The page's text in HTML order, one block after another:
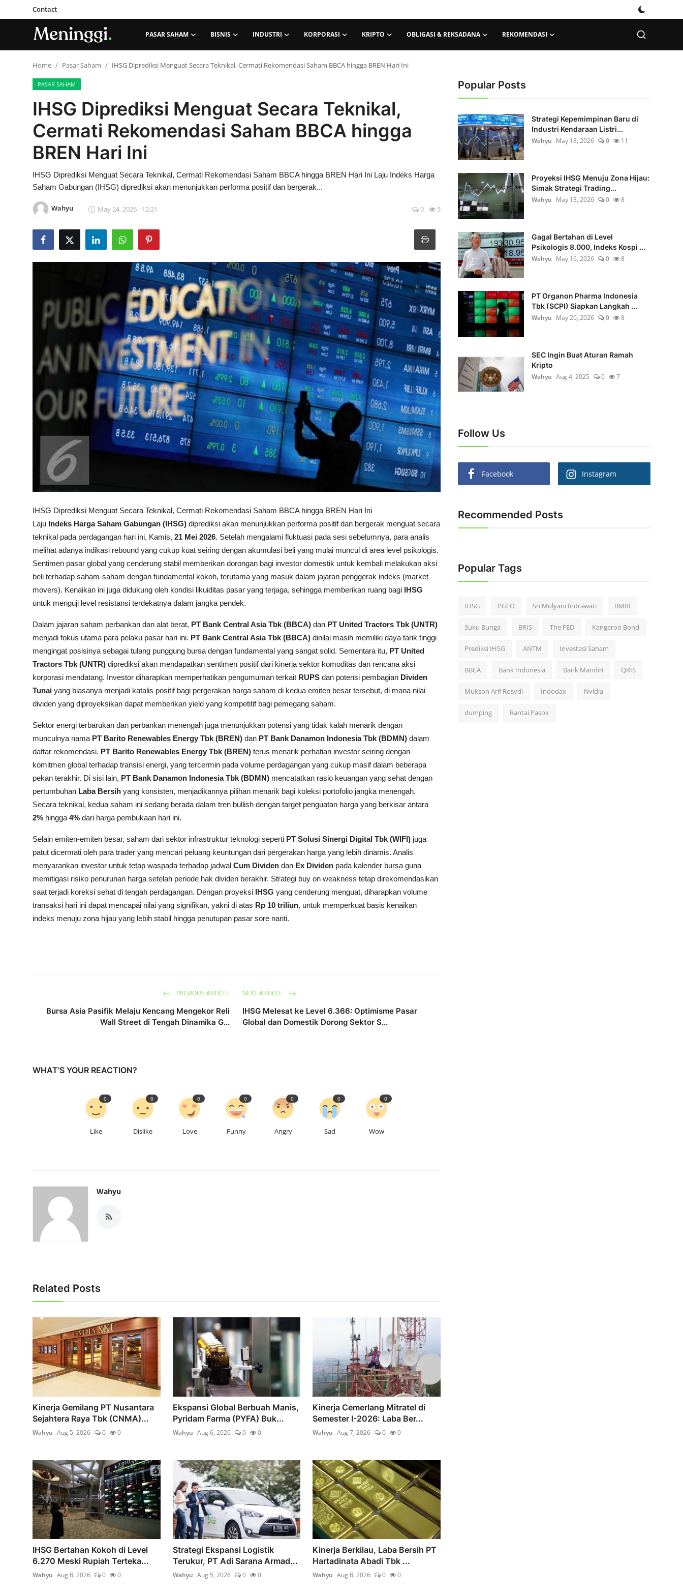
Contact
PASAR SAHAM BISNIS INDUSTRI KORPORASI KRIPTO OBLIGASI & REKSADANA REKOMENDASI
Contact
Pasar Saham
Obligasi & Reksadana
Rekomendasi
Home Pasar Saham IHSG Diprediksi Menguat Secara Teknikal, Cermati Rekomendasi Saham BBCA hingga BREN Hari Ini
PASAR SAHAM
IHSG Diprediksi Menguat Secara Teknikal,
Cermati Rekomendasi Saham BBCA hingga
BREN Hari Ini
IHSG Diprediksi Menguat Secara Teknikal, Cermati Rekomendasi Saham BBCA hingga BREN Hari Ini Laju Indeks Harga
Saham Gabungan (IHSG) diprediksi akan menunjukkan performa positif dan bergerak...
Wahyu May 24, 2026 - 12:21 0 5
IHSG Diprediksi Menguat Secara Teknikal, Cermati Rekomendasi Saham BBCA hingga BREN Hari Ini
Laju Indeks Harga Saham Gabungan (IHSG) diprediksi akan menunjukkan performa positif dan bergerak menguat secara
teknikal pada perdagangan hari ini, Kamis, 21 Mei 2026. Setelah mengalami fluktuasi pada sesi sebelumnya, para analis
melihat adanya indikasi rebound yang cukup kuat seiring dengan akumulasi beli yang mulai muncul di area level psikologis.
Sentimen pasar global yang cenderung stabil memberikan dorongan bagi investor domestik untuk kembali melakukan aksi
beli terhadap saham-saham dengan fundamental kokoh, terutama yang masuk dalam jajaran penggerak indeks (market
movers). Kenaikan ini juga didukung oleh kondisi likuiditas pasar yang terjaga, sehingga memberikan ruang bagi IHSG
untuk menguji level resistansi terdekatnya dalam jangka pendek.
Dalam jajaran saham perbankan dan alat berat, PT Bank Central Asia Tbk (BBCA) dan PT United Tractors Tbk (UNTR)
menjadi fokus utama para pelaku pasar hari ini. PT Bank Central Asia Tbk (BBCA) dinilai masih memiliki daya tarik tinggi
mengingat posisinya sebagai tulang punggung bursa dengan fundamental yang sangat solid. Sementara itu, PT United
Tractors Tbk (UNTR) diprediksi akan mendapatkan sentimen positif dari kinerja sektor komoditas dan rencana aksi
korporasi mendatang. Investor diharapkan memperhatikan pengumuman terkait RUPS dan potensi pembagian Dividen
Tunai yang biasanya menjadi katalis positif bagi pergerakan harga saham di kedua emiten besar tersebut, di mana nilai
dividen yang diproyeksikan dapat memberikan yield yang kompetitif bagi pemegang saham.
Sektor energi terbarukan dan perbankan menengah juga menunjukkan potensi yang tidak kalah menarik dengan
munculnya nama PT Barito Renewables Energy Tbk (BREN) dan PT Bank Danamon Indonesia Tbk (BDMN) dalam
daftar rekomendasi. PT Barito Renewables Energy Tbk (BREN) terus menarik perhatian investor seiring dengan
komitmen global terhadap transisi energi, yang tercermin pada volume perdagangan yang cukup masif dalam beberapa
pekan terakhir. Di sisi lain, PT Bank Danamon Indonesia Tbk (BDMN) mencatatkan rasio keuangan yang sehat dengan
pertumbuhan Laba Bersih yang konsisten, menjadikannya pilihan menarik bagi koleksi portofolio jangka menengah.
Secara teknikal, kedua saham ini sedang berada dalam tren bullish dengan target penguatan harga yang berkisar antara
2% hingga 4% dari harga pembukaan hari ini.
Selain emiten-emiten besar, saham dari sektor infrastruktur teknologi seperti PT Solusi Sinergi Digital Tbk (WIFI) juga
patut dicermati oleh para trader yang mencari peluang keuntungan dari pergerakan harga yang lebih dinamis. Analis
menyarankan investor untuk tetap waspada terhadap jadwal Cum Dividen dan Ex Dividen pada kalender bursa guna
memitigasi risiko penurunan harga setelah periode hak dividen berakhir. Strategi buy on weakness tetap direkomendasikan
saat terjadi koreksi sehat di tengah perdagangan. Dengan proyeksi IHSG yang cenderung menguat, diharapkan volume
transaksi hari ini dapat mencapai nilai yang signifikan, yakni di atas Rp 10 triliun, untuk memperkuat basis kenaikan
indeks menuju zona hijau yang lebih stabil hingga penutupan pasar sore nanti.
PREVIOUS ARTICLE
Bursa Asia Pasifik Melaju Kencang Mengekor Reli
Wall Street di Tengah Dinamika G...
NEXT ARTICLE
IHSG Melesat ke Level 6.366: Optimisme Pasar
Global dan Domestik Dorong Sektor S...
WHAT'S YOUR REACTION?
Like
0
Dislike
0
Love
0
Funny
0
Angry
0
Sad
0
Wow
0
Wahyu
Related Posts
Kinerja Gemilang PT Nusantara
Sejahtera Raya Tbk (CNMA)...
Wahyu Aug 5, 2026 0 0
Ekspansi Global Berbuah Manis,
Pyridam Farma (PYFA) Buk...
Wahyu Aug 6, 2026 0 0
Kinerja Cemerlang Mitratel di
Semester I-2026: Laba Ber...
Wahyu Aug 7, 2026 0 0
IHSG Bertahan Kokoh di Level
6.270 Meski Rupiah Terteka...
Wahyu Aug 8, 2026 0 0
Strategi Ekspansi Logistik
Terukur, PT Adi Sarana Armad...
Wahyu Aug 5, 2026 0 0
Kinerja Berkilau, Laba Bersih PT
Hartadinata Abadi Tbk ...
Wahyu Aug 8, 2026 0 0
Popular Posts
Strategi Kepemimpinan Baru di
Industri Kendaraan Listri...
Wahyu May 18, 2026 0 11
Proyeksi IHSG Menuju Zona Hijau:
Simak Strategi Trading...
Wahyu May 13, 2026 0 8
Gagal Bertahan di Level
Psikologis 8.000, Indeks Kospi ...
Wahyu May 16, 2026 0 8
PT Organon Pharma Indonesia
Tbk (SCPI) Siapkan Langkah ...
Wahyu May 20, 2026 0 8
SEC Ingin Buat Aturan Ramah
Kripto
Wahyu Aug 4, 2025 0 7
Follow Us
Facebook Instagram
Recommended Posts
Popular Tags
IHSG PGEO Sri Mulyani Indrawati BMRI
Suku Bunga BRIS The FED Kangaroo Bond
Prediksi IHSG ANTM Investasi Saham
BBCA Bank Indonesia Bank Mandiri QRIS
Mukson Arif Rosydi Indodax Nvidia
dumping Rantai Pasok